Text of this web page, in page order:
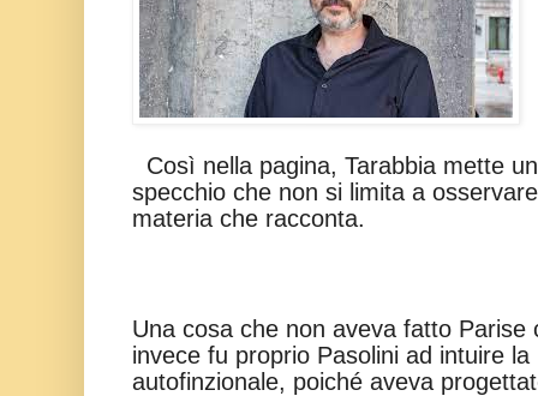
Così nella pagina, Tarabbia mette
specchio che non si limita a
materia che racconta.
Una cosa che non aveva fatto Parise
invece fu proprio Pasolini ad intuire
autofinzionale, poiché aveva